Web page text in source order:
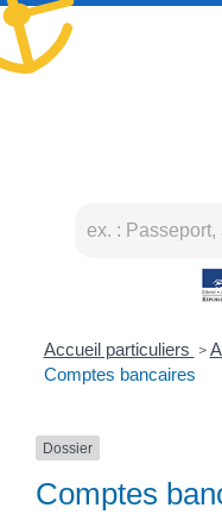
Accueil particuliers >
Comptes bancaires
Dossier
Comptes